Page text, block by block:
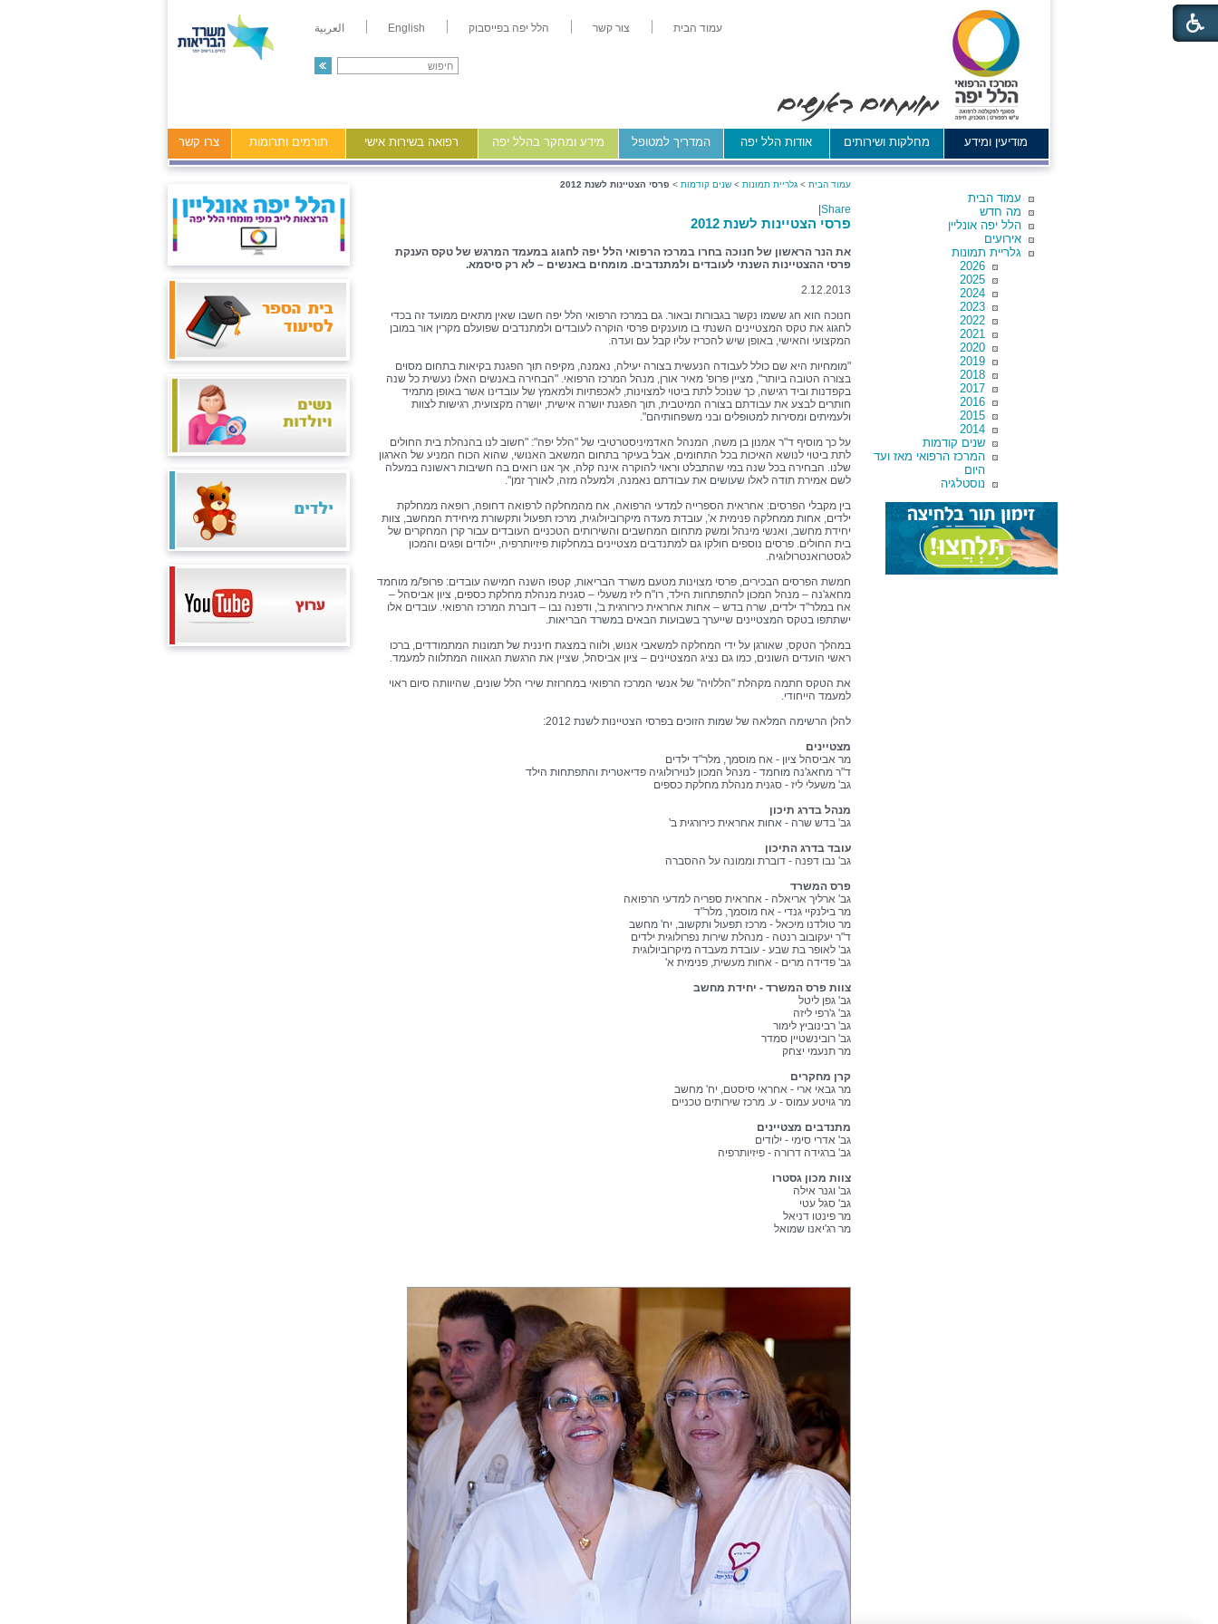
עמוד הבית צור קשר הלל יפה בפייסבוק English العربية
מודיעין ומידע מחלקות ושירותים אודות הלל יפה המדריך למטופל מידע ומחקר בהלל יפה רפואה בשירות אישי תורמים ותרומות צרו קשר
עמוד הבית
מה חדש
הלל יפה אונליין
אירועים
גלריית תמונות
2026
2025
2024
2023
2022
2021
2020
2019
2018
2017
2016
2015
2014
שנים קודמות
המרכז הרפואי מאז ועד
היום
נוסטלגיה
עמוד הבית > גלריית תמונות > שנים קודמות > פרסי הצטיינות לשנת 2012
Share
פרסי הצטיינות לשנת 2012
את הנר הראשון של חנוכה בחרו במרכז הרפואי הלל יפה לחגוג במעמד המרגש של טקס הענקת
פרסי ההצטיינות השנתי לעובדים ולמתנדבים. מומחים באנשים – לא רק סיסמא.
2.12.2013
חנוכה הוא חג ששמו נקשר בגבורות ובאור. גם במרכז הרפואי הלל יפה חשבו שאין מתאים ממועד זה בכדי
לחגוג את טקס המצטיינים השנתי בו מוענקים פרסי הוקרה לעובדים ולמתנדבים שפועלם מקרין אור במובן
המקצועי והאישי, באופן שיש להכריז עליו קבל עם ועדה.
"מומחיות היא שם כולל לעבודה הנעשית בצורה יעילה, נאמנה, מקיפה תוך הפגנת בקיאות בתחום מסוים
בצורה הטובה ביותר", מציין פרופ' מאיר אורן, מנהל המרכז הרפואי. "הבחירה באנשים האלו נעשית כל שנה
בקפדנות וביד רגישה, כך שנוכל לתת ביטוי למצוינות, לאכפתיות ולמאמץ של עובדינו אשר באופן מתמיד
חותרים לבצע את עבודתם בצורה המיטבית, תוך הפגנת יושרה אישית, יושרה מקצועית, רגישות לצוות
ולעמיתים ומסירות למטופלים ובני משפחותיהם".
על כך מוסיף ד"ר אמנון בן משה, המנהל האדמיניסטרטיבי של "הלל יפה": "חשוב לנו בהנהלת בית החולים
לתת ביטוי לנושא האיכות בכל התחומים, אבל בעיקר בתחום המשאב האנושי, שהוא הכוח המניע של הארגון
שלנו. הבחירה בכל שנה במי שהתבלט וראוי להוקרה אינה קלה, אך אנו רואים בה חשיבות ראשונה במעלה
לשם אמירת תודה לאלו שעושים את עבודתם נאמנה, ולמעלה מזה, לאורך זמן".
בין מקבלי הפרסים: אחראית הספרייה למדעי הרפואה, אח מהמחלקה לרפואה דחופה, רופאה ממחלקת
ילדים, אחות ממחלקה פנימית א', עובדת מעדה מיקרוביולוגית, מרכז תפעול ותקשורת מיחידת המחשב, צוות
יחידת מחשב, ואנשי מינהל ומשק מתחום המחשבים והשירותים הטכניים העובדים עבור קרן המחקרים של
בית החולים. פרסים נוספים חולקו גם למתנדבים מצטיינים במחלקות פיזיותרפיה, יילודים ופגים והמכון
לגסטרואנטרולוגיה.
חמשת הפרסים הבכירים, פרסי מצוינות מטעם משרד הבריאות, קטפו השנה חמישה עובדים: פרופ'/מ מוחמד
מחאג'נה – מנהל המכון להתפתחות הילד, רו"ח ליז משעלי – סגנית מנהלת מחלקת כספים, ציון אביסהל –
אח במלר"ד ילדים, שרה בדש – אחות אחראית כירורגית ב', ודפנה נבו – דוברת המרכז הרפואי. עובדים אלו
ישתתפו בטקס המצטיינים שייערך בשבועות הבאים במשרד הבריאות.
במהלך הטקס, שאורגן על ידי המחלקה למשאבי אנוש, ולווה במצגת חיננית של תמונות המתמודדים, ברכו
ראשי הועדים השונים, כמו גם נציג המצטיינים – ציון אביסהל, שציין את הרגשת הגאווה המתלווה למעמד.
את הטקס חתמה מקהלת "הללויה" של אנשי המרכז הרפואי במחרוזת שירי הלל שונים, שהיוותה סיום ראוי
למעמד הייחודי.
להלן הרשימה המלאה של שמות הזוכים בפרסי הצטיינות לשנת 2012:
מצטיינים
מר אביסהל ציון - אח מוסמך, מלר"ד ילדים
ד"ר מחאג'נה מוחמד - מנהל המכון לנוירולוגיה פדיאטרית והתפתחות הילד
גב' משעלי ליז - סגנית מנהלת מחלקת כספים
מנהל בדרג תיכון
גב' בדש שרה - אחות אחראית כירורגית ב'
עובד בדרג התיכון
גב' נבו דפנה - דוברת וממונה על ההסברה
פרס המשרד
גב' ארליך אריאלה - אחראית ספריה למדעי הרפואה
מר בילנקיי גנדי - אח מוסמך, מלר"ד
מר טולדנו מיכאל - מרכז תפעול ותקשוב, יח' מחשב
ד"ר יעקובוב רנטה - מנהלת שירות נפרולוגית ילדים
גב' לאופר בת שבע - עובדת מעבדה מיקרוביולוגית
גב' פדידה מרים - אחות מעשית, פנימית א'
צוות פרס המשרד - יחידת מחשב
גב' גפן ליטל
גב' ג'רפי ליזה
גב' רבינוביץ לימור
גב' רובינשטיין סמדר
מר תנעמי יצחק
קרן מחקרים
מר גבאי ארי - אחראי סיסטם, יח' מחשב
מר גויטע עמוס - ע. מרכז שירותים טכניים
מתנדבים מצטיינים
גב' אדרי סימי - ילודים
גב' ברגידה דרורה - פיזיותרפיה
צוות מכון גסטרו
גב' וגנר אילה
גב' סגל עטי
מר פינטו דניאל
מר רג'יאנו שמואל